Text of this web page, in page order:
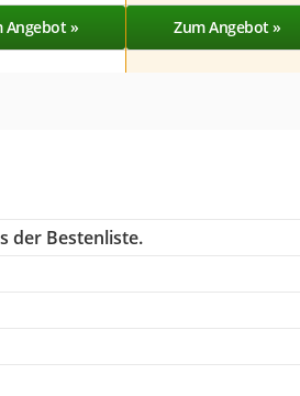
Angebot » Zum Angebot »
der Bestenliste.